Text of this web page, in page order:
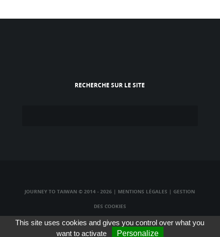
RECHERCHE SUR LE SITE
JOURNEY TO TAIWAN © 2014 - 2026 | MENTIONS LÉGALES |GESTION
DES COOKIES
TAIWAN TV LIVE|TAIWAN RADIO LIVE|TAIWAN WEBCAM LIVE
This site uses cookies and gives you control over what you
want to activate
Personalize